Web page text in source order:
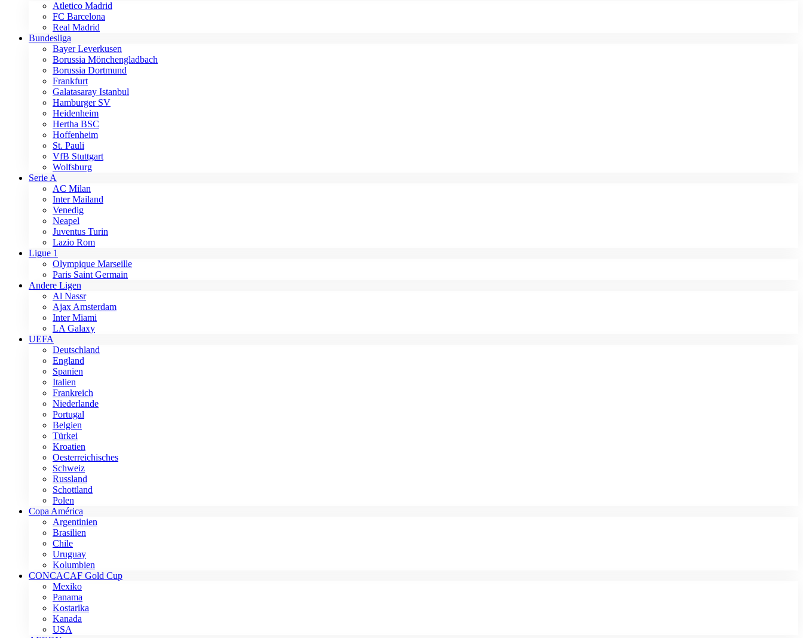
Atletico Madrid
FC Barcelona
Real Madrid
Bundesliga
Bayer Leverkusen
Borussia Mönchengladbach
Borussia Dortmund
Frankfurt
Galatasaray Istanbul
Hamburger SV
Heidenheim
Hertha BSC
Hoffenheim
St. Pauli
VfB Stuttgart
Wolfsburg
Serie A
AC Milan
Inter Mailand
Venedig
Neapel
Juventus Turin
Lazio Rom
Ligue 1
Olympique Marseille
Paris Saint Germain
Andere Ligen
Al Nassr
Ajax Amsterdam
Inter Miami
LA Galaxy
UEFA
Deutschland
England
Spanien
Italien
Frankreich
Niederlande
Portugal
Belgien
Türkei
Kroatien
Oesterreichisches
Schweiz
Russland
Schottland
Polen
Copa América
Argentinien
Brasilien
Chile
Uruguay
Kolumbien
CONCACAF Gold Cup
Mexiko
Panama
Kostarika
Kanada
USA